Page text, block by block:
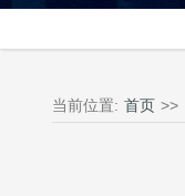
当前位置: 首页 >>